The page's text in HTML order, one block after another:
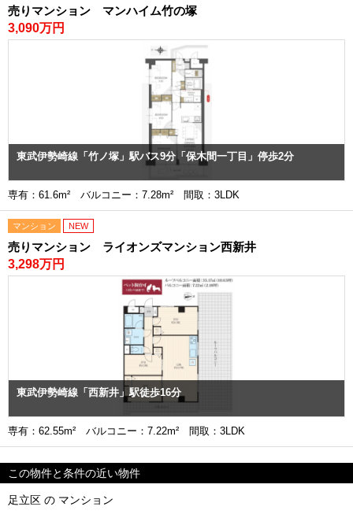
売りマンション マンハイム竹の塚
3,090万円
東武伊勢崎線「竹ノ塚」駅バス9分「保木間一丁目」停歩2分
専有：61.6m² バルコニー：7.28m² 間取：3LDK
マンション NEW
売りマンション ライオンズマンション西新井
3,298万円
東武伊勢崎線「西新井」駅徒歩16分
専有：62.55m² バルコニー：7.22m² 間取：3LDK
この物件と条件の近い物件
足立区 の マンション